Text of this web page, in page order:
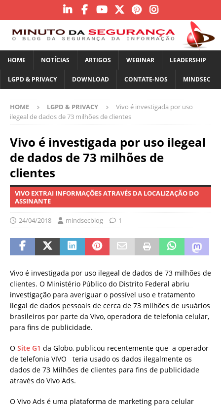
HOME NOTÍCIAS ARTIGOS WEBINAR LEADERSHIP
LGPD & PRIVACY DOWNLOAD CONTATE-NOS MINDSEC
HOME LGPD & PRIVACY
Vivo é investigada por uso
ilegeal de dados de 73 milhões de clientes
Vivo é investigada por uso ilegeal
de dados de 73 milhões de
clientes
VIVO EXTRAI INFORMAÇÕES ATRAVÉS DA LOCALIZAÇÃO DO
ASSINANTE
24/04/2018 mindsecblog 1
Vivo é investigada por uso ilegeal de dados de 73 milhões de
clientes. O Ministério Público do Distrito Federal abriu
investigação para averiguar o possível uso e tratamento
ilegal de dados pessoais de cerca de 73 milhões de usuários
brasileiros por parte da Vivo, operadora de telefonia celular,
para fins de publicidade.
O Site G1 da Globo, publicou recentemente que a operador
de telefonia VIVO teria usado os dados ilegalmente os
dados de 73 Milhões de clientes para fins de publicidade
através do Vivo Ads.
O Vivo Ads é uma plataforma de marketing para celular